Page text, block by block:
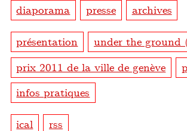
diaporama presse archives
présentation
under the ground
prix 2011 de la ville de genève
infos pratiques
ical rss